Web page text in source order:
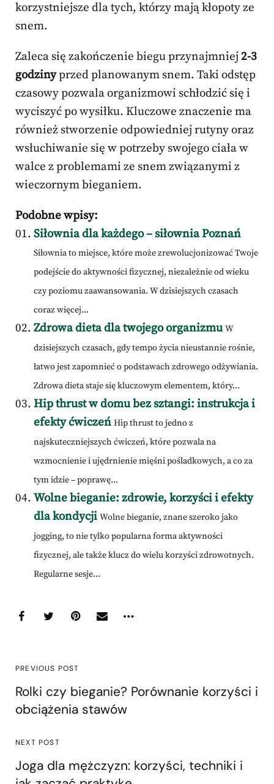
korzystniejsze dla tych, którzy mają kłopoty ze
snem.
Zaleca się zakończenie biegu przynajmniej 2-3
godzinyprzed planowanym snem. Taki odstęp
czasowy pozwala organizmowi schłodzić się i
wyciszyć po wysiłku. Kluczowe znaczenie ma
również stworzenie odpowiedniej rutyny oraz
wsłuchiwanie się w potrzeby swojego ciała w
walce z problemami ze snem związanymi z
wieczornym bieganiem.
Podobne wpisy:
Siłownia dla każdego – siłownia Poznań
Siłownia to miejsce, które może zrewolucjonizować Twoje
podejście do aktywności fizycznej, niezależnie od wieku
czy poziomu zaawansowania. W dzisiejszych czasach
coraz więcej...
Zdrowa dieta dla twojego organizmu W
dzisiejszych czasach, gdy tempo życia nieustannie rośnie,
łatwo jest zapomnieć o podstawach zdrowego odżywiania.
Zdrowa dieta staje się kluczowym elementem, który...
Hip thrust w domu bez sztangi: instrukcja i
efekty ćwiczeń Hip thrust to jedno z
najskuteczniejszych ćwiczeń, które pozwala na
wzmocnienie i ujędrnienie mięśni pośladkowych, a co za
tym idzie – poprawę...
Wolne bieganie: zdrowie, korzyści i efekty
dla kondycji Wolne bieganie, znane szeroko jako
jogging, to nie tylko popularna forma aktywności
fizycznej, ale także klucz do wielu korzyści zdrowotnych.
Regularne sesje...
PREVIOUS POST
Rolki czy bieganie? Porównanie korzyści i
obciążenia stawów
NEXT POST
Joga dla mężczyzn: korzyści, techniki i